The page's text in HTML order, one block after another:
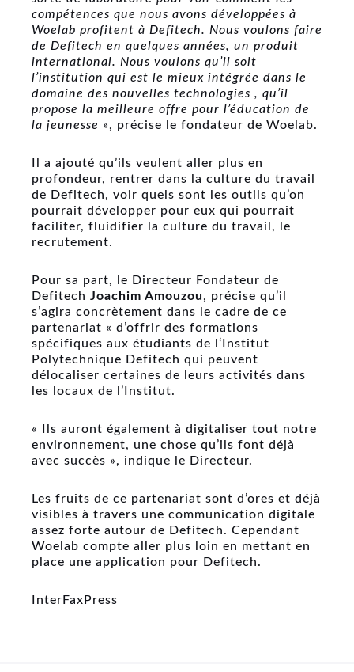
compétences que nous avons développées à
Woelab profitent à Defitech. Nous voulons faire
de Defitech en quelques années, un produit
international. Nous voulons qu’il soit
l’institution qui est le mieux intégrée dans le
domaine des nouvelles technologies , qu’il
propose la meilleure offre pour l’éducation de
la jeunesse », précise le fondateur de Woelab.
Il a ajouté qu’ils veulent aller plus en
profondeur, rentrer dans la culture du travail
de Defitech, voir quels sont les outils qu’on
pourrait développer pour eux qui pourrait
faciliter, fluidifier la culture du travail, le
recrutement.
Pour sa part, le Directeur Fondateur de
Defitech Joachim Amouzou, précise qu’il
s’agira concrètement dans le cadre de ce
partenariat « d’offrir des formations
spécifiques aux étudiants de l‘Institut
Polytechnique Defitech qui peuvent
délocaliser certaines de leurs activités dans
les locaux de l’Institut.
« Ils auront également à digitaliser tout notre
environnement, une chose qu’ils font déjà
avec succès », indique le Directeur.
Les fruits de ce partenariat sont d’ores et déjà
visibles à travers une communication digitale
assez forte autour de Defitech. Cependant
Woelab compte aller plus loin en mettant en
place une application pour Defitech.
InterFaxPress